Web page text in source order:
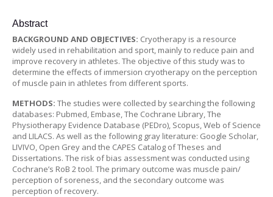
Abstract
BACKGROUND AND OBJECTIVES: Cryotherapy is a resource
widely used in rehabilitation and sport, mainly to reduce pain and
improve recovery in athletes. The objective of this study was to
determine the effects of immersion cryotherapy on the perception
of muscle pain in athletes from different sports.
METHODS: The studies were collected by searching the following
databases: Pubmed, Embase, The Cochrane Library, The
Physiotherapy Evidence Database (PEDro), Scopus, Web of Science
and LILACS. As well as the following gray literature: Google Scholar,
LIVIVO, Open Grey and the CAPES Catalog of Theses and
Dissertations. The risk of bias assessment was conducted using
Cochrane’s RoB 2 tool. The primary outcome was muscle pain/
perception of soreness, and the secondary outcome was
perception of recovery.